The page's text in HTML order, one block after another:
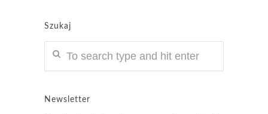
Szukaj
Newsletter